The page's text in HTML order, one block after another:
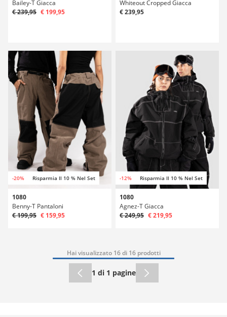
Bailey-T Giacca
€ 239,95 € 199,95
Whiteout Cropped Giacca
€ 239,95
-20% Risparmia Il 10 % Nel Set
1080
Benny-T Pantaloni
€ 199,95 € 159,95
-12% Risparmia Il 10 % Nel Set
1080
Agnez-T Giacca
€ 249,95 € 219,95
Hai visualizzato 16 di 16 prodotti
1 di 1 pagine